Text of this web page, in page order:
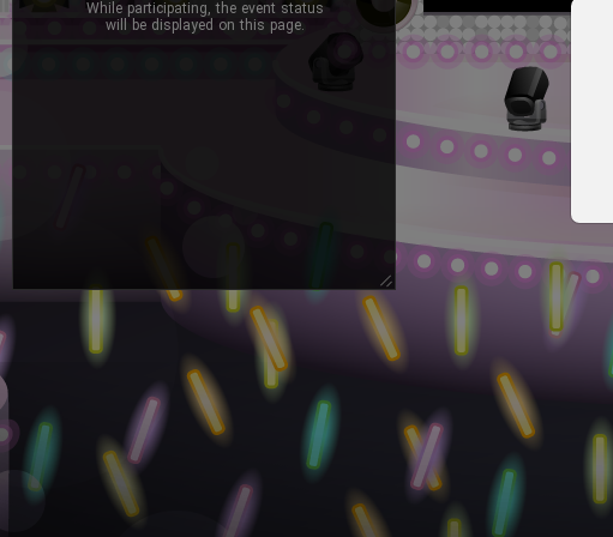
While participating, the event status
will be displayed on this page.